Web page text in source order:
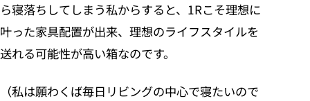
ら寝落ちしてしまう私からすると、1Rこそ理想に
叶った家具配置が出来、理想のライフスタイルを
送れる可能性が高い箱なのです。
（私は願わくば毎日リビングの中心で寝たいので